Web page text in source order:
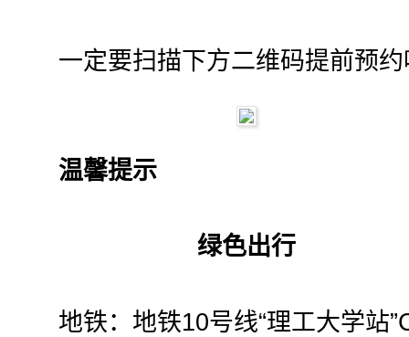
一定要扫描下方二维码提前预约
温馨提示
绿色出行
地铁：地铁10号线“理工大学站